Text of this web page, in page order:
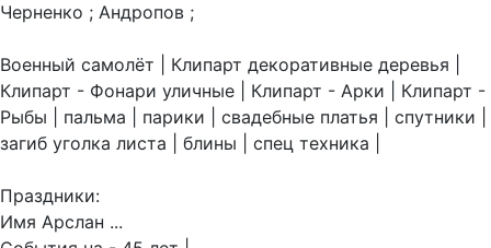
Черненко ; Андропов ;
Военный самолёт | Клипарт декоративные деревья |
Клипарт - Фонари уличные | Клипарт - Арки | Клипарт -
Рыбы | пальма | парики | свадебные платья | спутники |
загиб уголка листа | блины | спец техника |
Праздники:
Имя Арслан ...